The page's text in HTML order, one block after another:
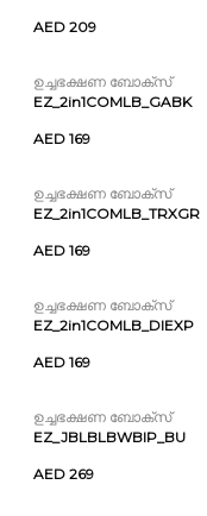
AED 209
ഉച്ചഭക്ഷണ ബോക്സ്
EZ_2in1COMLB_GABK
AED 169
ഉച്ചഭക്ഷണ ബോക്സ്
EZ_2in1COMLB_TRXGR
AED 169
ഉച്ചഭക്ഷണ ബോക്സ്
EZ_2in1COMLB_DIEXP
AED 169
ഉച്ചഭക്ഷണ ബോക്സ്
EZ_JBLBLBWBIP_BU
AED 269